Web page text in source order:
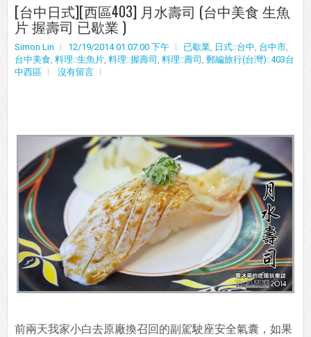
[台中日式][西區403] 月水壽司 (台中美食 生魚
片 握壽司 已歇業 )
Simon Lin 12/19/2014 01:07:00 下午 已歇業, 日式::台中, 台中市,
台中美食, 料理::生魚片, 料理::握壽司 , 料理::壽司 , 郵編旅行(台灣)::403台
中西區
沒有留言
前兩天我家小白去原廠換召回的副駕駛座安全氣囊，如果